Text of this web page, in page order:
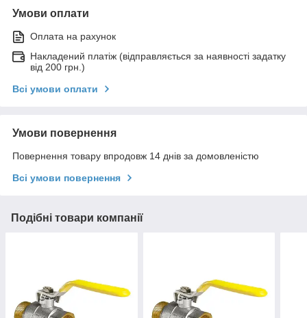
Умови оплати
Оплата на рахунок
Накладений платіж (відправляється за наявності задатку
від 200 грн.)
Всі умови оплати
Умови повернення
Повернення товару впродовж 14 днів за домовленістю
Всі умови повернення
Подібні товари компанії